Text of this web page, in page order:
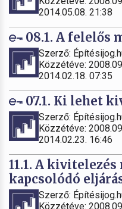
2014.05.08. 21:38
08.1. A felelős
Szerző:
Közzétéve:
2014.02.18. 07:35
07.1. Ki lehet
Szerző:
Közzétéve:
2014.02.23. 16:46
11.1. A
kapcsolódó
Szerző:
Közzétéve: